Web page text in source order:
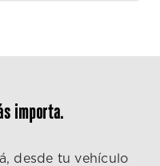
importa.
desde tu vehículo